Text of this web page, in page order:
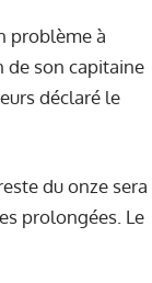
problème à
de son capitaine
déclaré le
reste du onze sera
prolongées. Le